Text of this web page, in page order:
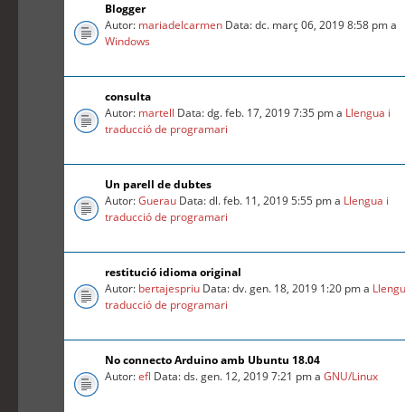
Blogger
Autor: mariadelcarmen Data: dc. març 06, 2019 8:58 pm a
Windows
consulta
Autor: martell Data: dg. feb. 17, 2019 7:35 pm a Llengua i
traducció de programari
Un parell de dubtes
Autor:Guerau Data: dl. feb. 11, 2019 5:55 pm a Llengua i
traducció de programari
restitució idioma original
Autor: bertajespriu Data: dv. gen. 18, 2019 1:20 pm a
traducció de programari
No connecto Arduino amb Ubuntu 18.04
Autor:efl Data: ds. gen. 12, 2019 7:21 pm aGNU/Linux